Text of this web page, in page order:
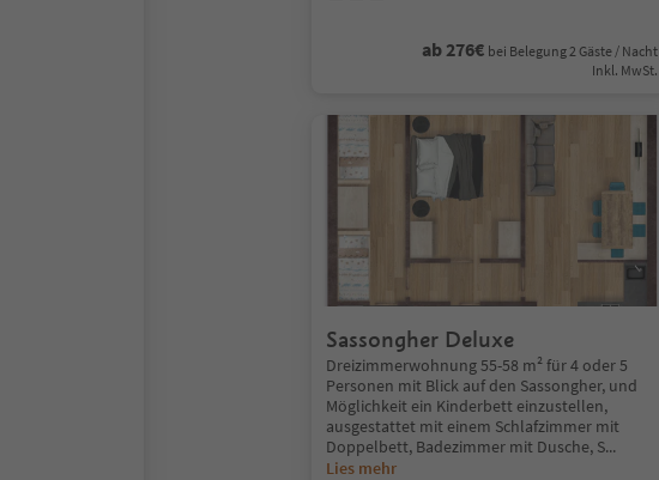
ab 276€ bei Belegung 2 Gäste / Nacht
Inkl. MwSt.
Sassongher Deluxe
Dreizimmerwohnung 55-58 m² für 4 oder 5
Personen mit Blick auf den Sassongher, und
Möglichkeit ein Kinderbett einzustellen,
ausgestattet mit einem Schlafzimmer mit
Doppelbett, Badezimmer mit Dusche, S...
Lies mehr